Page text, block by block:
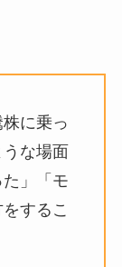
に乗っ
な場面
」「モ
するこ